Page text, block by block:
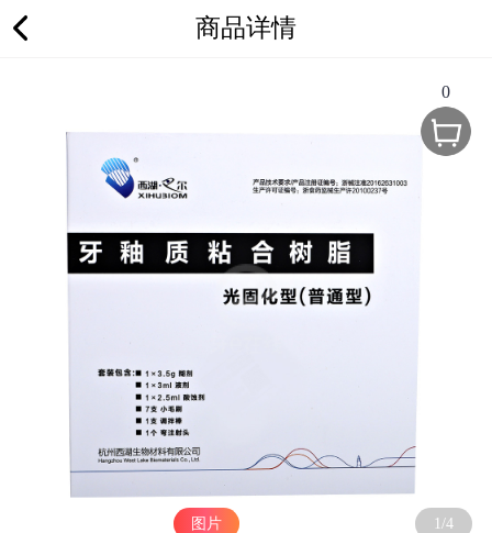
商品详情
0
图片 1/4